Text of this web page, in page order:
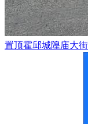
置顶霍邱城隍庙大